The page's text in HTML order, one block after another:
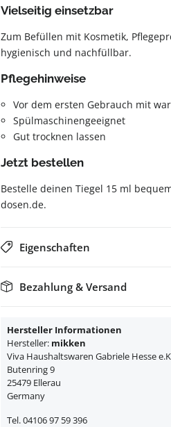
Vielseitig einsetzbar
Zum Befüllen mit Kosmetik,
hygienisch und nachfüllbar.
Pflegehinweise
Vor dem ersten Gebrauch mit
Spülmaschinengeeignet
Gut trocknen lassen
Jetzt bestellen
Bestelle deinen Tiegel 15 ml
dosen.de.
Eigenschaften
Bezahlung & Versand
Hersteller Informationen
Hersteller: mikken
Viva Haushaltswaren Gabriele Hesse
Butenring 9
25479 Ellerau
Germany
Tel. 04106 97 59 396